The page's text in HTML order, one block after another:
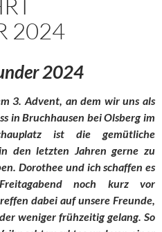
2024
2024
3. Advent, an dem wir uns als
in Bruchhausen bei Olsberg im
ist die gemütliche
den letzten Jahren gerne zu
Dorothee und ich schaffen es
noch kurz vor
dabei auf unsere Freunde,
weniger frühzeitig gelang. So